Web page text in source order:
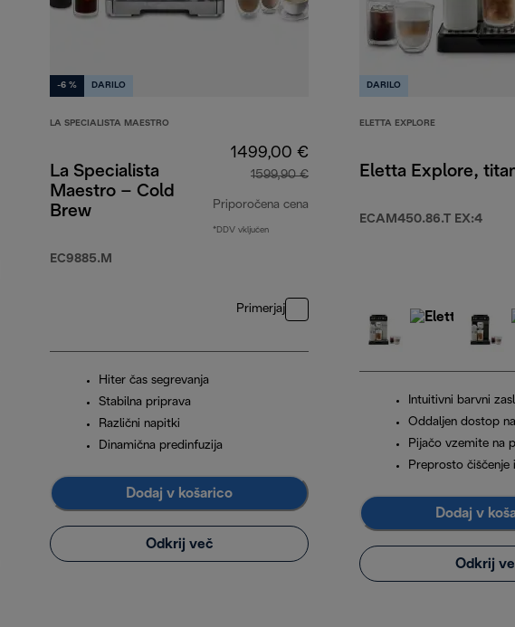
-6 % DARILO
LA SPECIALISTA MAESTRO
La Specialista
Maestro – Cold
Brew
EC9885.M
1499,00 €
1599,90 €
Priporočena cena
*DDV vključen
Primerjaj
Hiter čas segrevanja
Stabilna priprava
Različni napitki
Dinamična predinfuzija
Dodaj v košarico
Odkrij več
DARILO
ELETTA EXPLORE
Eletta Explore,
ECAM450.86.T EX:4
Intuitivni barvni
Oddaljen dostop
Pijačo vzemite na
Preprosto čiščenje
Dodaj v
Odkrij